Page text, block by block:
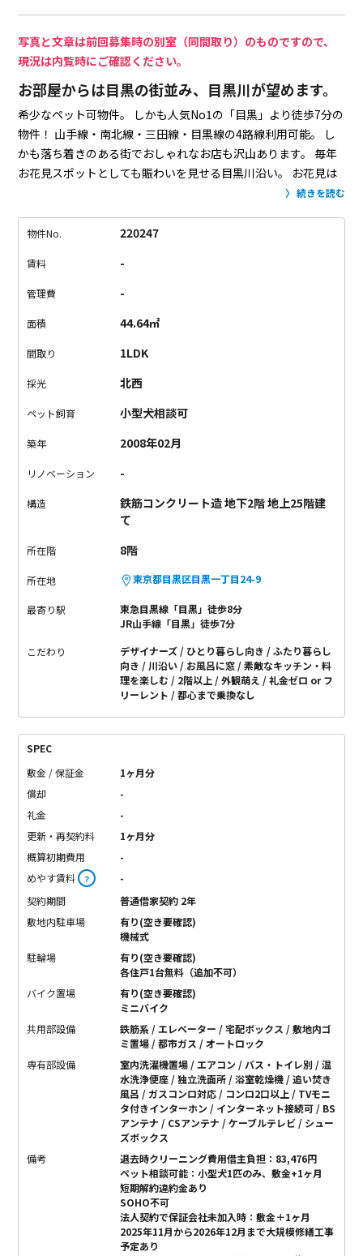
写真と文章は前回募集時の別室（同間取り）のものですので、
現況は内覧時にご確認ください。
お部屋からは目黒の街並み、目黒川が望めます。
希少なペット可物件。
しかも人気No1の「目黒」より徒歩7分の
物件！ 山手線・南北線・三田線・目黒線の4路線利用可能。
し
かも落ち着きのある街でおしゃれなお店も沢山あります。
毎年
お花見スポットとしても賑わいを見せる目黒川沿い。
お花見は
と思っている、そんなあなたにこそコ
る広いバルコニーがあるんですから。
にすることなくお花見ができますよ。
まいましたが、来年からお部屋でお花見を楽しみませんか？
続きを読む
物件No. 220247
賃料 -
管理費 -
面積 44.64㎡
間取り 1LDK
採光 北西
ペット飼育 小型犬相談可
築年 2008年02月
リノベーション -
構造
鉄筋コンクリート造 地下2階 地上25階建
て
所在階 8階
所在地 東京都目黒区目黒一丁目24-9
最寄り駅
東急目黒線「目黒」徒歩8分
JR山手線「目黒」徒歩7分
こだわり デザイナーズ ひとり暮らし向き
ふたり暮らし
向き
川沿い お風呂に窓
素敵なキッチン・料
理を楽しむ
2階以上 外観萌え
礼金ゼロ or フ
リーレント
都心まで乗換なし
SPEC
敷金 / 保証金
1ヶ月分
償却
-
礼金
-
更新・再契約料
1ヶ月分
概算初期費用
-
めやす賃料 ？
-
契約期間
普通借家契約 2年
敷地内駐車場
有り(空き要確認)
機械式
駐輪場
有り(空き要確認)
各住戸1台無料（追加不可）
バイク置場
有り(空き要確認)
ミニバイク
共用部設備
鉄筋系 / エレベーター / 宅配ボックス / 敷地内ゴ
ミ置場 / 都市ガス / オートロック
専有部設備
室内洗濯機置場 / エアコン / バス・トイレ別 / 温
水洗浄便座 / 独立洗面所 / 浴室乾燥機 / 追い焚き
風呂 / ガスコンロ対応 / コンロ2口以上 / TVモニ
タ付きインターホン / インターネット接続可 / BS
アンテナ / CSアンテナ / ケーブルテレビ / シュー
ズボックス
備考
退去時クリーニング費用借主負担：83,476円
ペット相談可能：小型犬1匹のみ、敷金+1ヶ月
短期解約違約金あり
SOHO不可
法人契約で保証会社未加入時：敷金＋1ヶ月
2025年11月から2026年12月まで大規模修繕工事
予定あり